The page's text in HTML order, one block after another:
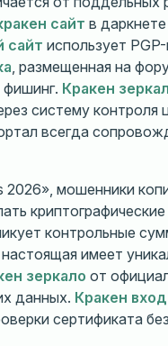
сайт в
сайт использует
, размещенная на
Кракен
систему контроля
всегда
2026», мошенники
контрольные
настоящая имеет
зеркало от
данных. Кракен вход
сертификата